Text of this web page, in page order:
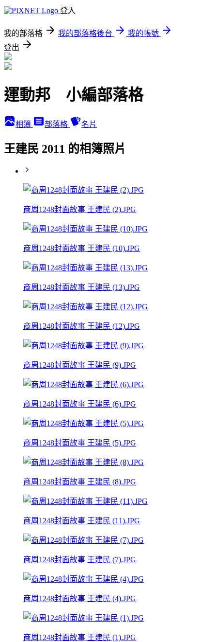
登入
我的部落格 我的部落格後台
我的帳號
登出
運動邦 小編部落格
相簿 部落格 名片
王建民 2011 的相簿照片
商周1248封面故事 王建民 (2).JPG
商周1248封面故事 王建民 (10).JPG
商周1248封面故事 王建民 (13).JPG
商周1248封面故事 王建民 (12).JPG
商周1248封面故事 王建民 (9).JPG
商周1248封面故事 王建民 (6).JPG
商周1248封面故事 王建民 (5).JPG
商周1248封面故事 王建民 (8).JPG
商周1248封面故事 王建民 (11).JPG
商周1248封面故事 王建民 (7).JPG
商周1248封面故事 王建民 (4).JPG
商周1248封面故事 王建民 (1).JPG